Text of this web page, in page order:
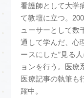
看護師として大学
て教壇に立つ。
ューサーとして数
通して学んだ、心
ースにした”見る
ョンを行う。医療
医療記事の執筆も
躍中。